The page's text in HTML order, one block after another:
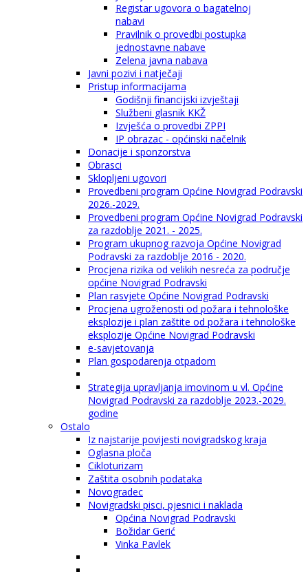
Registar ugovora o bagatelnoj
nabavi
Pravilnik o provedbi postupka
jednostavne nabave
Zelena javna nabava
Javni pozivi i natječaji
Pristup informacijama
Godišnji financijski izvještaji
Službeni glasnik KKŽ
Izvješća o provedbi ZPPI
IP obrazac - općinski načelnik
Donacije i sponzorstva
Obrasci
Sklopljeni ugovori
Provedbeni program Općine Novigrad Podravski
2026.-2029.
Provedbeni program Općine Novigrad Podravski
za razdoblje 2021. - 2025.
Program ukupnog razvoja Općine Novigrad
Podravski za razdoblje 2016 - 2020.
Procjena rizika od velikih nesreća za područje
općine Novigrad Podravski
Plan rasvjete Općine Novigrad Podravski
Procjena ugroženosti od požara i tehnološke
eksplozije i plan zaštite od požara i tehnološke
eksplozije Općine Novigrad Podravski
e-savjetovanja
Plan gospodarenja otpadom
Strategija upravljanja imovinom u vl. Općine
Novigrad Podravski za razdoblje 2023.-2029.
godine
Ostalo
Iz najstarije povijesti novigradskog kraja
Oglasna ploča
Cikloturizam
Zaštita osobnih podataka
Novogradec
Novigradski pisci, pjesnici i naklada
Općina Novigrad Podravski
Božidar Gerić
Vinka Pavlek